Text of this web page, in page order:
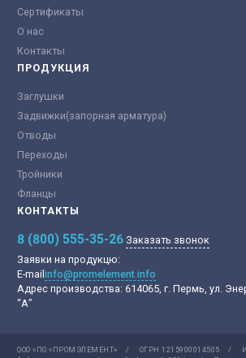
Сертификаты
О нас
Контакты
ПРОДУКЦИЯ
Заглушки
Задвижки(запорная арматура)
Отводы
Переходы
Тройники
Фланцы
КОНТАКТЫ
8 (800) 555-35-26 Заказать звонок
Заявки на продукцю:
E-mail info@promelement.info
Адрес производства: 614065, г. Пермь, ул.
“А”
ООО «ПО «ПРОМЭЛЕМЕНТ» / ОГРН 1215900014505 /